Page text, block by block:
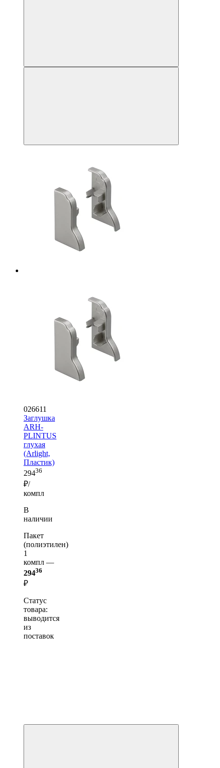
026611
Заглушка
ARH-
PLINTUS
глухая
(Arlight,
Пластик)
29436
₽/
компл
В
наличии
Пакет
(полиэтилен)
1
компл —
29436
₽
Статус
товара:
выводится
из
поставок